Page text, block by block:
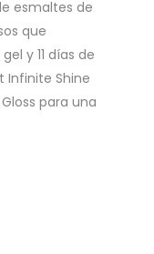
esmaltes de
que
y 11 días de
Infinite Shine
para una